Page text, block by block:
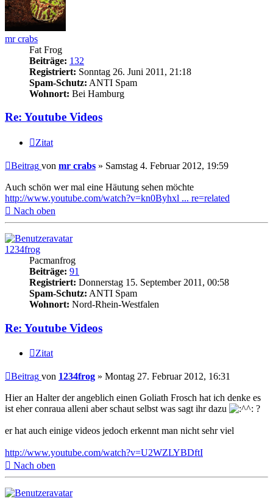
mr crabs
Fat Frog
Beiträge: 132
Registriert: Sonntag 26. Juni 2011, 21:18
Spam-Schutz: ANTI Spam
Wohnort: Bei Hamburg
Re: Youtube Videos
Zitat
Beitrag von mr crabs » Samstag 4. Februar 2012, 19:59
Auch schön wer mal eine Häutung sehen möchte
http://www.youtube.com/watch?v=kn0Byhxl ... re=related
Nach oben
1234frog
Pacmanfrog
Beiträge: 91
Registriert: Donnerstag 15. September 2011, 00:58
Spam-Schutz: ANTI Spam
Wohnort: Nord-Rhein-Westfalen
Re: Youtube Videos
Zitat
Beitrag von 1234frog » Montag 27. Februar 2012, 16:31
Hier an Halter der angeblich einen Goliath Frosch hat ich denke es
ist eher conraua alleni aber schaut selbst was sagt ihr dazu
?
er hat auch einige videos jedoch erkennt man nicht sehr viel
http://www.youtube.com/watch?v=U2WZLYBDftI
Nach oben